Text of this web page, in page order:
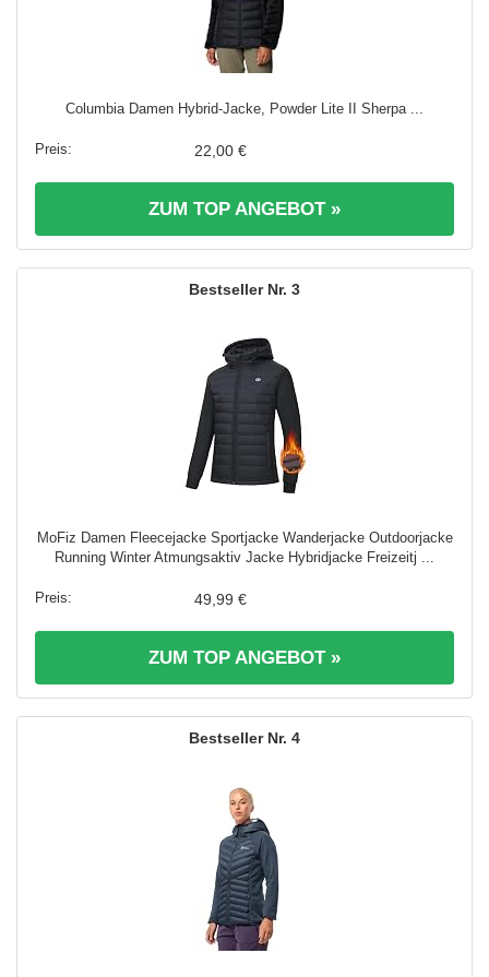
Columbia Damen Hybrid-Jacke, Powder Lite II Sherpa ...
22,00 €
ZUM TOP ANGEBOT »
3
MoFiz Damen Fleecejacke Sportjacke Wanderjacke Outdoorjacke
Running Winter Atmungsaktiv Jacke Hybridjacke Freizeitj ...
49,99 €
ZUM TOP ANGEBOT »
4